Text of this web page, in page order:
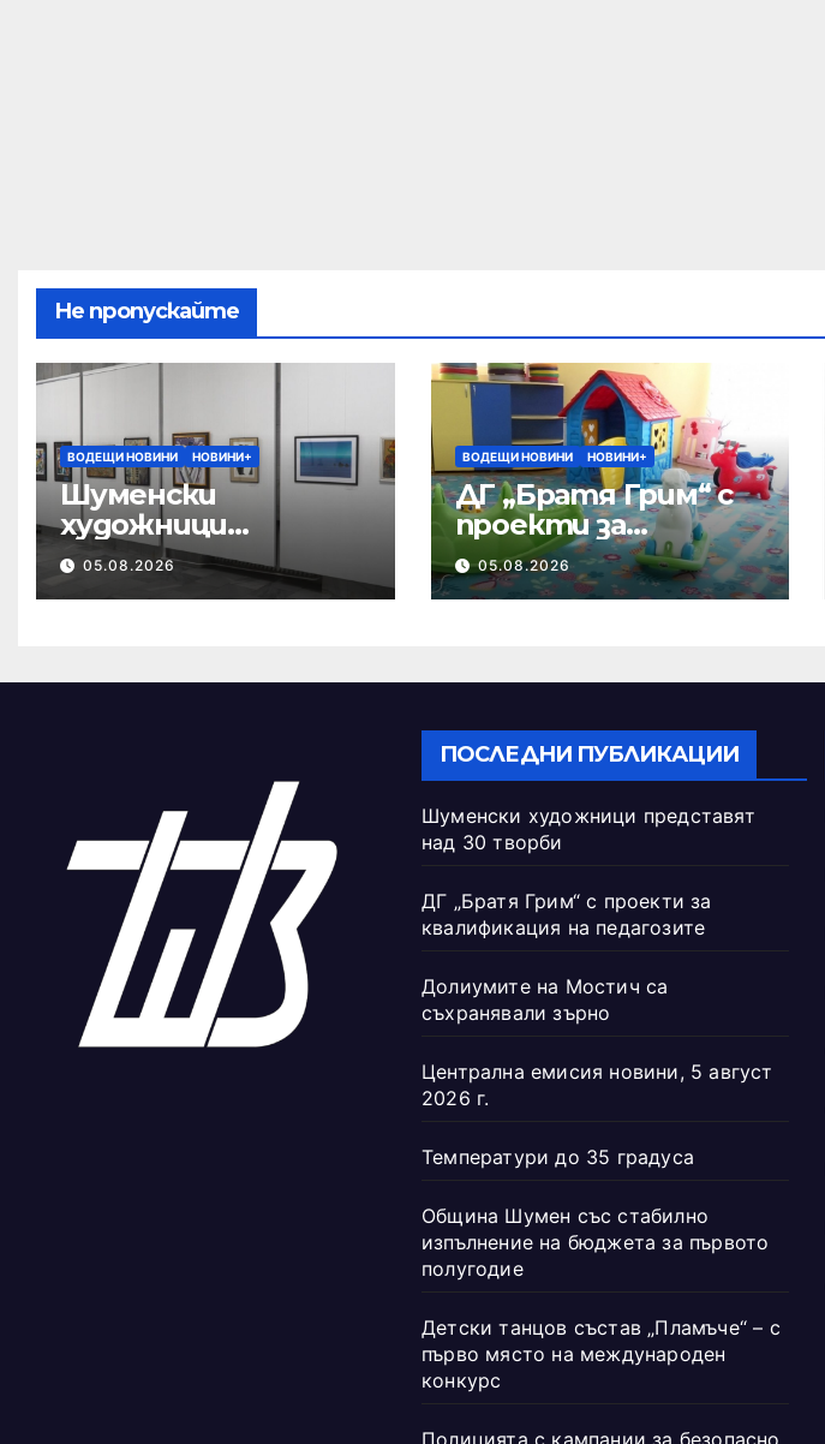
Не пропускайте
ВОДЕЩИ НОВИНИ НОВИНИ+
Шуменски
художници
представят над 30
творби
05.08.2026
ВОДЕЩИ НОВИНИ НОВИНИ+
ДГ „Братя Грим“ с
проекти за
квалификация на
педагозите
05.08.2026
ПОСЛЕДНИ ПУБЛИКАЦИИ
Шуменски художници представят
над 30 творби
ДГ „Братя Грим“ с проекти за
квалификация на педагозите
Долиумите на Мостич са
съхранявали зърно
Централна емисия новини, 5 август
2026 г.
Температури до 35 градуса
Община Шумен със стабилно
изпълнение на бюджета за първото
полугодие
Детски танцов състав „Пламъче“ – с
първо място на международен
конкурс